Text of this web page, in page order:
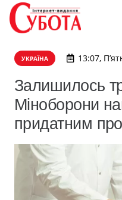
УКРАЇНА 13:07,
Залишилось
Міноборони
придатним